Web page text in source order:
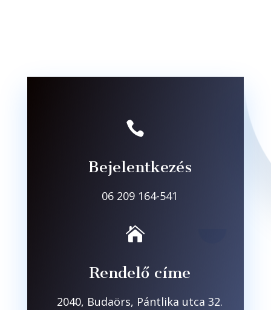

Bejelentkezés
06 209 164-541

Rendelő címe
2040, Budaörs, Pántlika utca 32.